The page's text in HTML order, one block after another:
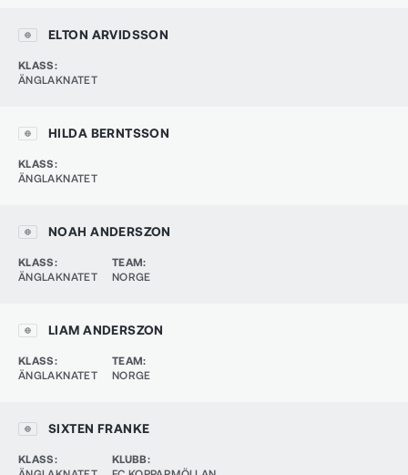
ELTON ARVIDSSON
KLASS:
ÄNGLAKNATET
HILDA BERNTSSON
KLASS:
ÄNGLAKNATET
NOAH ANDERSZON
KLASS:
ÄNGLAKNATET
TEAM:
NORGE
LIAM ANDERSZON
KLASS:
ÄNGLAKNATET
TEAM:
NORGE
SIXTEN FRANKE
KLASS:
KLUBB: